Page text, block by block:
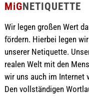
MiGNETIQUETTE
Wir legen großen Wert
fördern. Hierbei legen
unserer Netiquette.
realen Welt mit den
wir uns auch im Internet
Den vollständigen